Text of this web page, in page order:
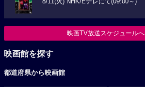
映画TV放送スケジュールへ
映画館を探す
都道府県から映画館